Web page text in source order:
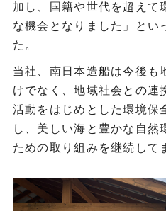
加し、国籍や世代を超えて
な機会となりました」とい
た。
当社、南日本造船は今後も
けでなく、地域社会との連
活動をはじめとした環境保
し、美しい海と豊かな自然
ための取り組みを継続して